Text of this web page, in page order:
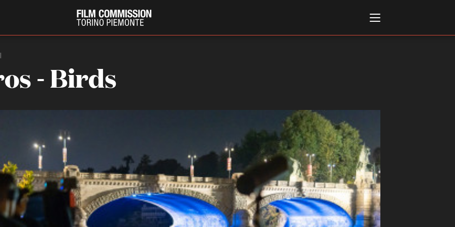
Italiano English
PRODUCTION GUIDE
Società di produzione
Strutture di servizio
Professionisti
Attrici-Attori
Beginners
FESTIVAL, MARKETS, AWARDS
International Film Festival Rotterdam
Berlinale Internationalen
Filmfestspiele Berlin
Festival de Cannes
Biografilm Festival - Bio to B Industry
- Birds